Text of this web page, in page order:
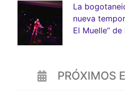
La
nueva
El Muelle” de
PRÓXIMOS